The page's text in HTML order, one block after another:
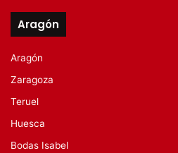
Aragón
Aragón
Zaragoza
Teruel
Huesca
Bodas Isabel